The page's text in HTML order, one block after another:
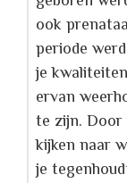
ook
periode
je
ervan
te zijn. Door
kijken naar
je